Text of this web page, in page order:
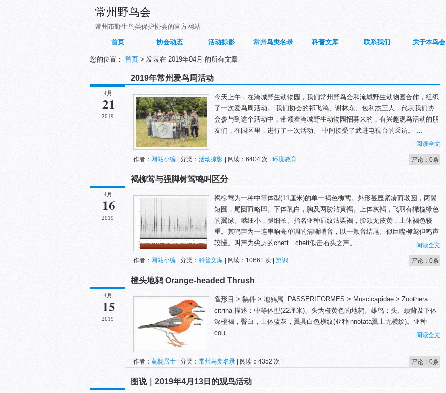
常州野鸟会
常州市野生鸟类保护协会的官方网站
首页 协会动态 活动掠影 常州鸟类名录 科普文库 联系我们 关于本鸟会
您的位置： 首页 > 发表在 2019年04月 的所有文章
4月
21
2019
2019年常州爱鸟周活动
今天上午，在淹城野生动物园，我们常州野鸟会和淹城野生动物园合作，组织
了一次爱鸟周活动。 我们协会的祁飞鸿、谢林东、包利杰三人，代表我们协
会参与到这个活动中，带领着淹城野生动物园招募来的，有兴趣观鸟活动的朋
友们，在园区里，进行了一次活动。 中间接受了武进电视台的采访。 ...
阅读全文
作者： 网站小编 | 分类： 活动掠影 | 阅读：6404 次 | 环境教育 评论：0条
4月
16
2019
褐柳莺与强脚树莺鸣叫区分
褐柳莺为一种中等体型(11厘米)的单一褐色柳莺。外形甚显紧凑而墩圆，两翼
短圆，尾圆而略凹。下体乳白，胸及两胁沾黄褐。上体灰褐，飞羽有橄榄绿色
的翼缘。嘴细小，腿细长。指名亚种眉纹沾栗褐，脸颊无皮黄，上体褐色较
重。其鸣声为一连串响亮单调的清晰哨音，以一颤音结尾。似巨嘴柳莺但鸣声
较慢。叫声为尖厉的chett…chett似击石头之声。 ...
阅读全文
作者： 网站小编 | 分类： 科普文库 | 阅读：10661 次 | 辨识 评论：0条
4月
15
2019
橙头地鸫 Orange-headed Thrush
雀形目 > 鹟科 > 地鸫属 PASSERIFORMES > Muscicapidae > Zoothera
citrina 描述：中等体型(22厘米)、头为橙黄色的地鸫。雄鸟：头、颈背及下体
深橙褐，臀白，上体蓝灰，翼具白色横纹(亚种innotata翼上无横纹)。亚种
cou...
阅读全文
作者： 黄杨居士 | 分类： 常州鸟类名录 | 阅读：4352 次 | 评论：0条
图说｜2019年4月13日的观鸟活动